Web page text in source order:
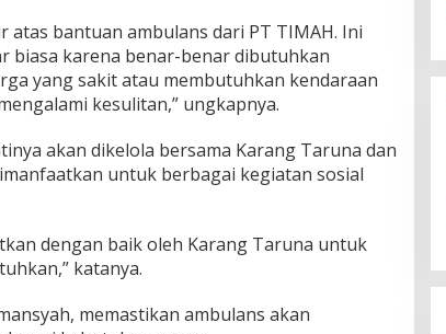
atas bantuan ambulans dari PT TIMAH. Ini
biasa karena benar-benar dibutuhkan
yang sakit atau membutuhkan kendaraan
kesulitan,” ungkapnya.
akan dikelola bersama Karang Taruna dan
untuk berbagai kegiatan sosial
dengan baik oleh Karang Taruna untuk
katanya.
memastikan ambulans akan